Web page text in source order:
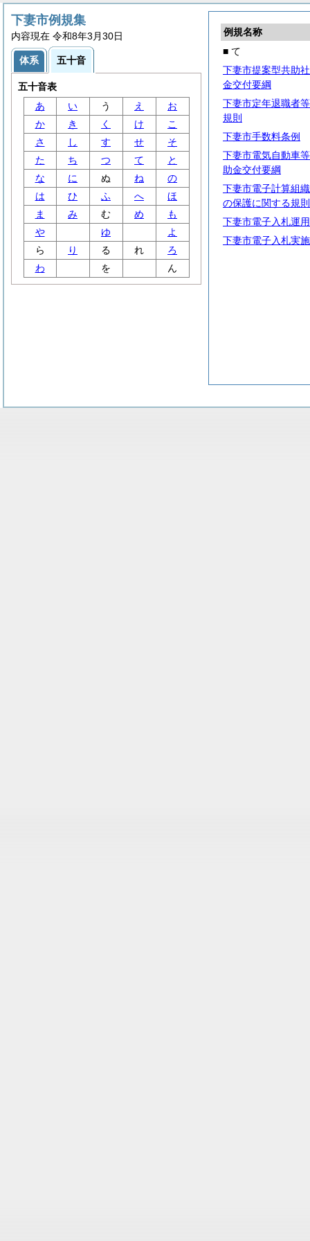
例規名称
■ て
下妻市提案型共助
金交付要綱
下妻市定年退職者
規則
下妻市手数料条例
下妻市電気自動車
助金交付要綱
下妻市電子計算組
の保護に関する規則
下妻市電子入札運
下妻市電子入札実
下妻市例規集
内容現在 令和8年3月30日
体系 五十音
五十音表
あ
い う え
お
か
き く け
こ
さ
し す せ
そ
た
ち つ て
と
な
に ぬ ね
の
は
ひ ふ へ
ほ
ま
み む め
も
や
ゆ
よ
ら
り る れ
ろ
わ
を ん